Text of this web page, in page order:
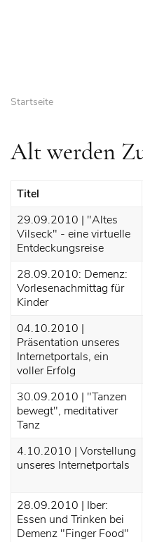
Startseite
Alt werden
Titel
29.09.2010 | "Altes
Vilseck" - eine virtuelle
Entdeckungsreise
28.09.2010: Demenz:
Vorlesenachmittag für
Kinder
04.10.2010 |
Präsentation unseres
Internetportals, ein
voller Erfolg
30.09.2010 | "Tanzen
bewegt", meditativer
Tanz
4.10.2010 | Vorstellung
unseres Internetportals
28.09.2010 | Iber:
Essen und Trinken bei
Demenz "Finger Food"